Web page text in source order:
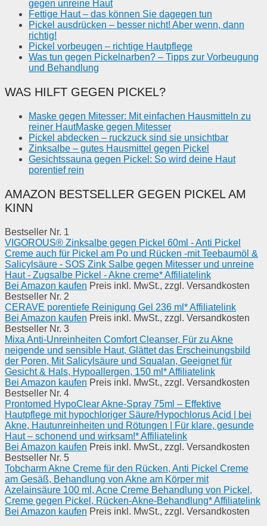
gegen unreine Haut
Fettige Haut – das können Sie dagegen tun
Pickel ausdrücken – besser nicht! Aber wenn, dann
richtig!
Pickel vorbeugen – richtige Hautpflege
Was tun gegen Pickelnarben? – Tipps zur Vorbeugung
und Behandlung
WAS HILFT GEGEN PICKEL?
Maske gegen Mitesser: Mit einfachen Hausmitteln zu
reiner HautMaske gegen Mitesser
Pickel abdecken – ruckzuck sind sie unsichtbar
Zinksalbe – gutes Hausmittel gegen Pickel
Gesichtssauna gegen Pickel: So wird deine Haut
porentief rein
AMAZON BESTSELLER GEGEN PICKEL AM
KINN
Bestseller Nr. 1
VIGOROUS® Zinksalbe gegen Pickel 60ml - Anti Pickel
Creme auch für Pickel am Po und Rücken -mit Teebaumöl &
Salicylsäure - SOS Zink Salbe gegen Mitesser und unreine
Haut - Zugsalbe Pickel - Akne creme* Affiliatelink
Bei Amazon kaufen Preis inkl. MwSt., zzgl. Versandkosten
Bestseller Nr. 2
CERAVE porentiefe Reinigung Gel 236 ml* Affiliatelink
Bei Amazon kaufen Preis inkl. MwSt., zzgl. Versandkosten
Bestseller Nr. 3
Mixa Anti-Unreinheiten Comfort Cleanser, Für zu Akne
neigende und sensible Haut, Glättet das Erscheinungsbild
der Poren, Mit Salicylsäure und Squalan, Geeignet für
Gesicht & Hals, Hypoallergen, 150 ml* Affiliatelink
Bei Amazon kaufen Preis inkl. MwSt., zzgl. Versandkosten
Bestseller Nr. 4
Prontomed HypoClear Akne-Spray 75ml – Effektive
Hautpflege mit hypochloriger Säure/Hypochlorus Acid | bei
Akne, Hautunreinheiten und Rötungen | Für klare, gesunde
Haut – schonend und wirksam!* Affiliatelink
Bei Amazon kaufen Preis inkl. MwSt., zzgl. Versandkosten
Bestseller Nr. 5
Tobcharm Akne Creme für den Rücken, Anti Pickel Creme
am Gesäß, Behandlung von Akne am Körper mit
Azelainsäure 100 ml, Acne Creme Behandlung von Pickel,
Creme gegen Pickel, Rücken-Akne-Behandlung* Affiliatelink
Bei Amazon kaufen Preis inkl. MwSt., zzgl. Versandkosten